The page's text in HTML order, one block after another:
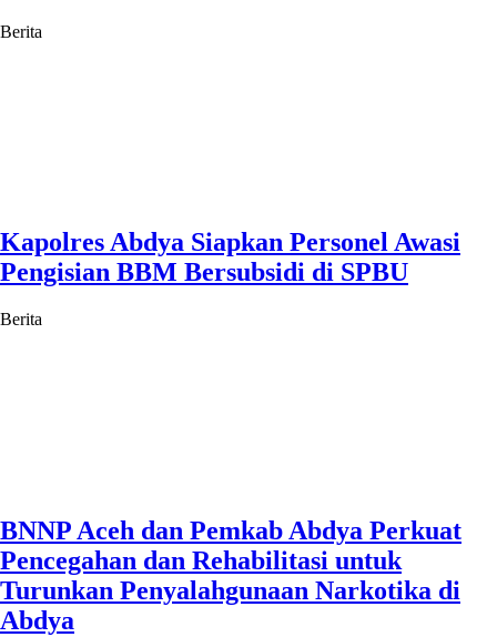
Berita
Kapolres Abdya Siapkan Personel Awasi
Pengisian BBM Bersubsidi di SPBU
Berita
BNNP Aceh dan Pemkab Abdya Perkuat
Pencegahan dan Rehabilitasi untuk
Turunkan Penyalahgunaan Narkotika di
Abdya